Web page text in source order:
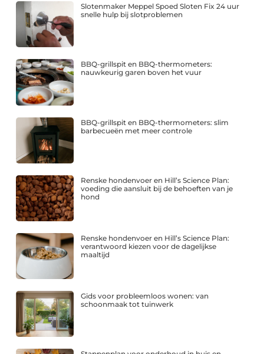
Slotenmaker Meppel Spoed Sloten Fix 24 uur
snelle hulp bij slotproblemen
BBQ-grillspit en BBQ-thermometers:
nauwkeurig garen boven het vuur
BBQ-grillspit en BBQ-thermometers: slim
barbecueën met meer controle
Renske hondenvoer en Hill’s Science Plan:
voeding die aansluit bij de behoeften van je
hond
Renske hondenvoer en Hill’s Science Plan:
verantwoord kiezen voor de dagelijkse
maaltijd
Gids voor probleemloos wonen: van
schoonmaak tot tuinwerk